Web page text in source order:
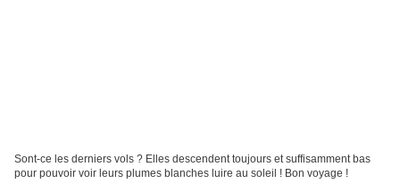
Sont-ce les derniers vols ? Elles descendent toujours et suffisamment bas
pour pouvoir voir leurs plumes blanches luire au soleil ! Bon voyage !